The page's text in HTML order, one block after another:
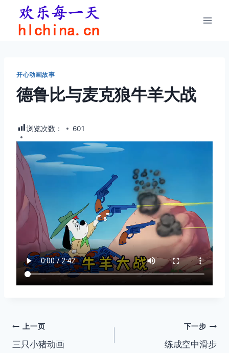
开心动画故事
德鲁比与麦克狼牛羊大战
浏览次数： 601
文上一页
三只小猪动画
下一步
练成空中滑步